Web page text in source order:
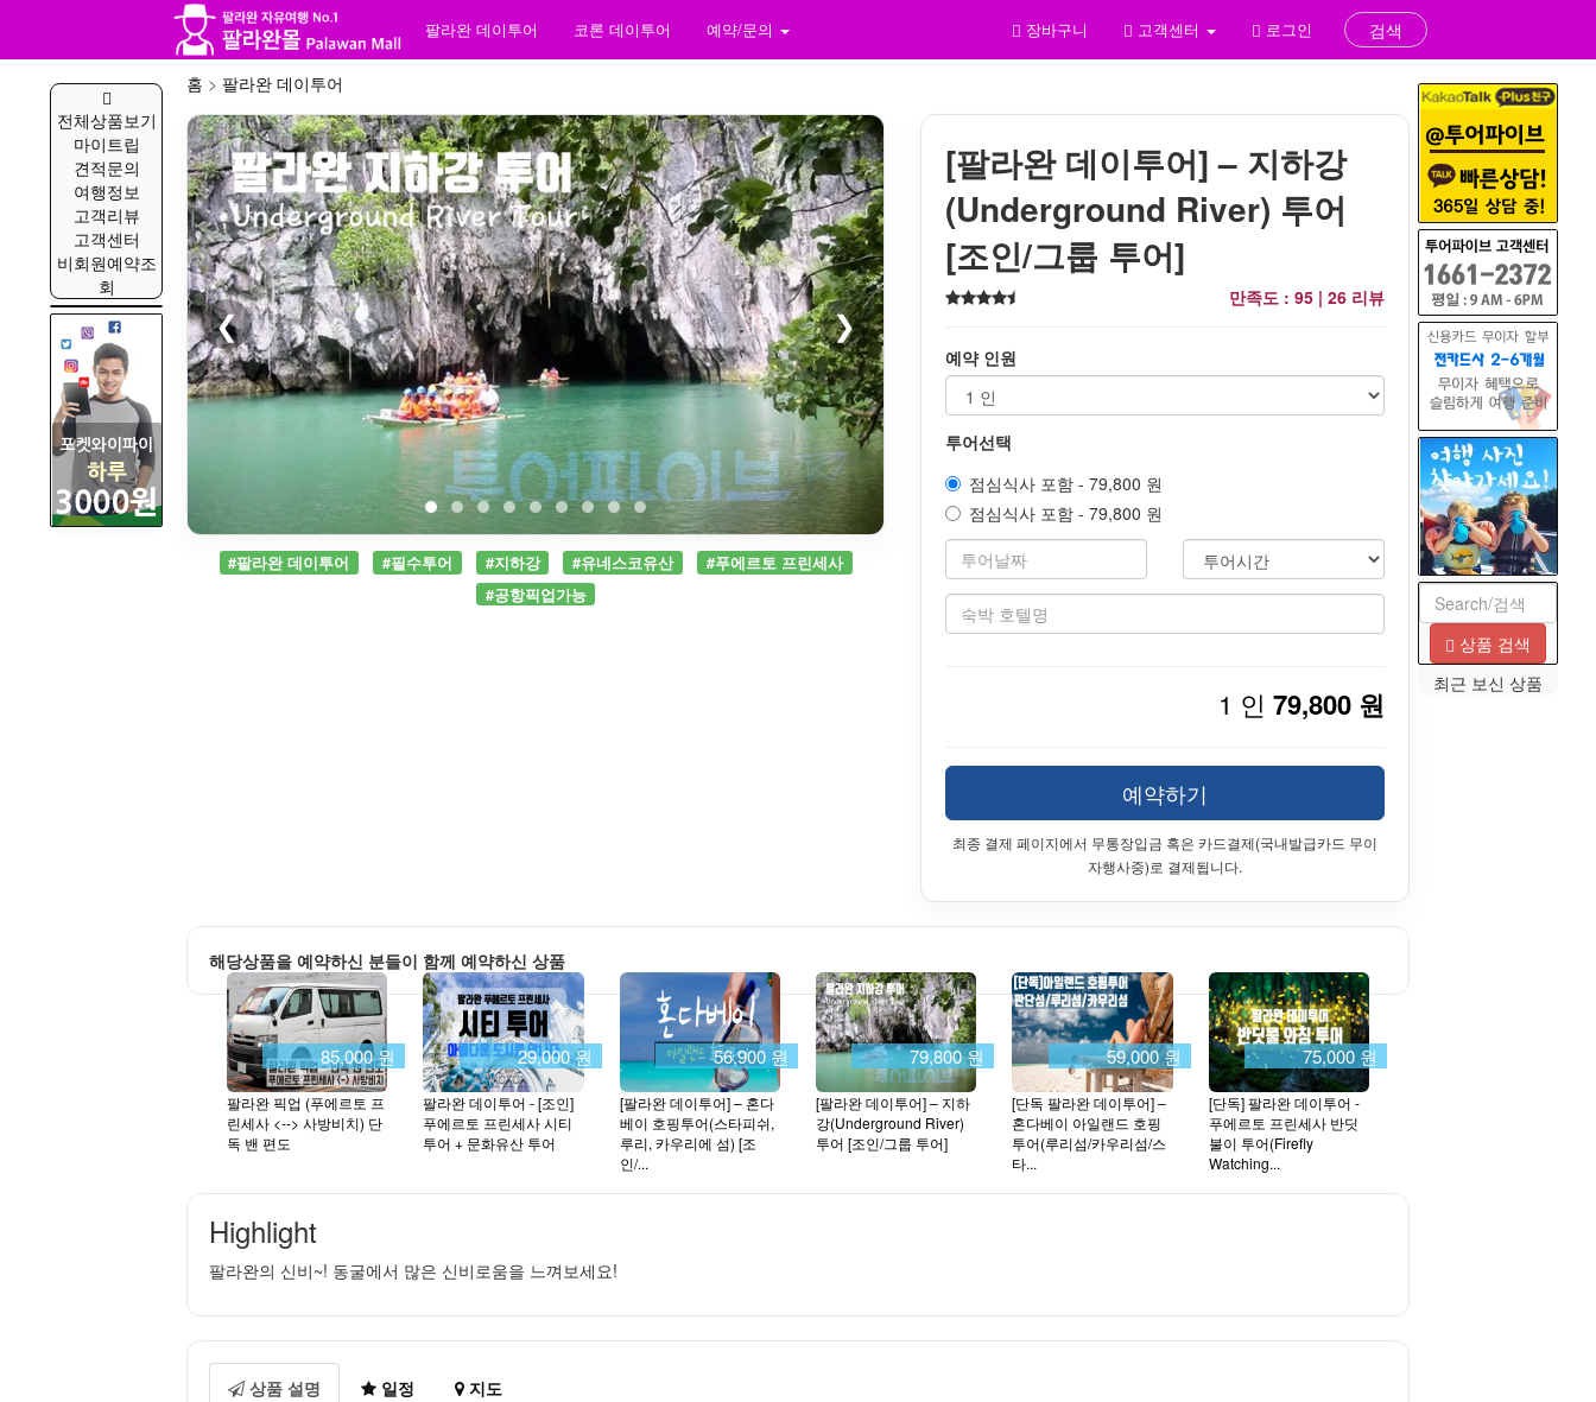
팔라완 데이투어 코론 데이투어 예약/문의 장바구니 고객센터 로그인 검색
홈 > 팔라완 데이투어
❮ ❯
#팔라완 데이투어 #필수투어 #지하강 #유네스코유산
#푸에르토 프린세사
#공항픽업가능
[팔라완 데이투어] – 지하강
(Underground River) 투어
[조인/그룹 투어]
만족도 : 95 | 26 리뷰
예약 인원
투어선택
점심식사 포함 - 79,800 원
점심식사 포함 - 79,800 원
1 인 79,800 원
예약하기
최종 결제 페이지에서 무통장입금 혹은 카드결제(국내발급카드 무이
자행사중)로 결제됩니다.
해당상품을 예약하신 분들이 함께 예약하신 상품
85,000 원
팔라완 픽업 (푸에르토 프
린세사 <--> 사방비치) 단
독 밴 편도
29,000 원
팔라완 데이투어 - [조인]
푸에르토 프린세사 시티
투어 + 문화유산 투어
56,900 원
[팔라완 데이투어] – 혼다
베이 호핑투어(스타피쉬,
루리, 카우리에 섬) [조
인/...
79,800 원
[팔라완 데이투어] – 지하
강(Underground River)
투어 [조인/그룹 투어]
59,000 원
[단독 팔라완 데이투어] –
혼다베이 아일랜드 호핑
투어(루리섬/카우리섬/스
타...
75,000 원
[단독] 팔라완 데이투어 -
푸에르토 프린세사 반딧
불이 투어(Firefly
Watching...
Highlight
팔라완의 신비~! 동굴에서 많은 신비로움을 느껴보세요!
상품 설명 일정 지도
상품 검색
최근 보신 상품
전체상품보기
마이트립
견적문의
여행정보
고객리뷰
고객센터
비회원예약조
회